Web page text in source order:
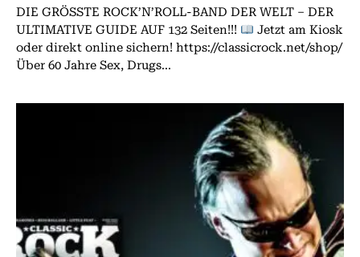
DIE GRÖSSTE ROCK’N’ROLL-BAND DER WELT – DER
ULTIMATIVE GUIDE AUF 132 Seiten!!!
Jetzt am Kiosk
oder direkt online sichern! https://classicrock.net/shop/
Über 60 Jahre Sex, Drugs...